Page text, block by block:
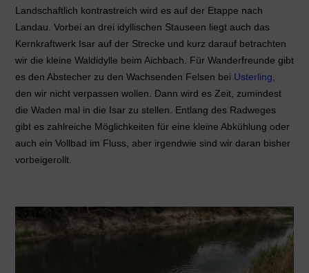
Landschaftlich kontrastreich wird es auf der Etappe nach
Landau. Vorbei an drei idyllischen Stauseen liegt auch das
Kernkraftwerk Isar auf der Strecke und kurz darauf betrachten
wir die kleine Waldidylle beim Aichbach. Für Wanderfreunde gibt
es den Abstecher zu den Wachsenden Felsen bei Usterling,
den wir nicht verpassen wollen. Dann wird es Zeit, zumindest
die Waden mal in die Isar zu stellen. Entlang des Radweges
gibt es zahlreiche Möglichkeiten für eine kleine Abkühlung oder
auch ein Vollbad im Fluss, aber irgendwie sind wir daran bisher
vorbeigerollt.